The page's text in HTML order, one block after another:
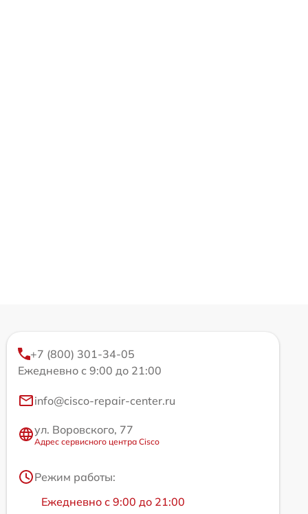
+7 (800) 301-34-05
Ежедневно с 9:00 до 21:00
info@cisco-repair-center.ru
ул. Воровского, 77
Адрес сервисного центра Cisco
Режим работы:
Ежедневно с 9:00 до 21:00